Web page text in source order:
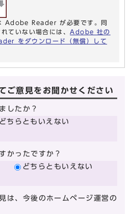
Adobe Reader が必要です。同
ていない場合には、 Adobe 社の
をダウンロード（無償）して
ご意見をお聞かせください
したか？
どちらともいえない
かったですか？
どちらともいえない
は、今後のホームページ運営の